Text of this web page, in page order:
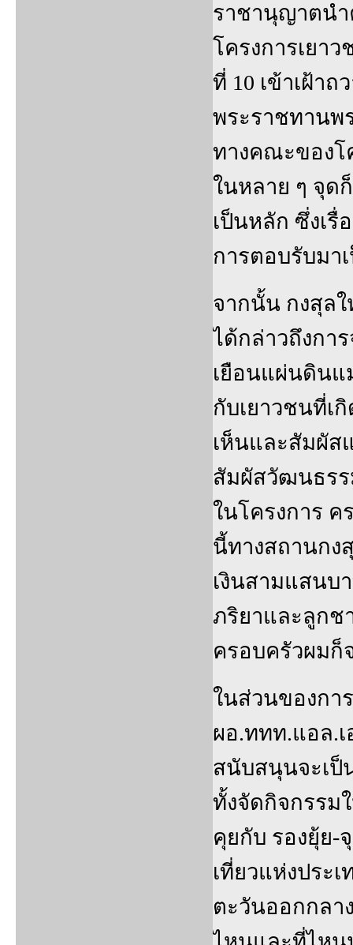
ราชานุญาตนำ
โครงการเยา
ที่ 10 เข้าเฝ้า
พระราชทานพ
ทางคณะของโ
ในหลาย ๆ จุด
เป็นหลัก ซึ่งเรื่
การตอบรับมา
จากนั้น กงสุล
ได้กล่าวถึงกา
เยือนแผ่นดินแ
กับเยาวชนที่เ
เห็นและสัมผัส
สัมผัสวัฒนธรร
ในโครงการ
นี้ทางสถานกง
เงินสามแสนบ
ภริยาและลูกช
ครอบครัวผมก็
ในส่วนของกา
ผอ.ททท.แอล.เ
สนับสนุนจะเป็
ทั้งจัดกิจกรรม
คุยกับ รองยุ้ย-
เที่ยวแห่งประ
ตะวันออกกลา